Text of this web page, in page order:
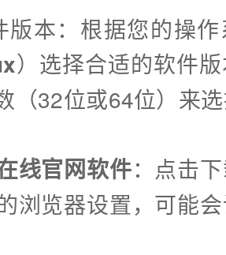
本：根据您的操
）选择合适的软件
（32位或64位）来
线官网软件：点击
浏览器设置，可能